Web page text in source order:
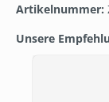
Artikelnummer:
Unsere